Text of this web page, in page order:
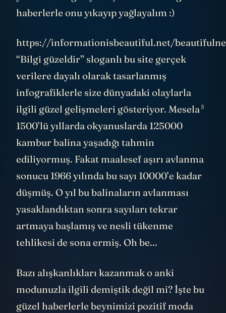
haberlerle onu yıkayıp yağlayalım :)
https://informationisbeautiful.net/
“Bilgi güzeldir” sloganlı bu site gerçek
verilere dayalı olarak tasarlanmış
infografiklerle size dünyadaki olaylarla
ilgili güzel gelişmeleri gösteriyor. Mesela8
1500’lü yıllarda okyanuslarda 125000
kambur balina yaşadığı tahmin
ediliyormuş. Fakat maalesef aşırı avlanma
sonucu 1966 yılında bu sayı 10000’e kadar
düşmüş. O yıl bu balinaların avlanması
yasaklandıktan sonra sayıları tekrar
artmaya başlamış ve nesli tükenme
tehlikesi de sona ermiş. Oh be...
Bazı alışkanlıkları kazanmak o anki
modunuzla ilgili demiştik değil mi? İşte bu
güzel haberlerle beynimizi pozitif moda